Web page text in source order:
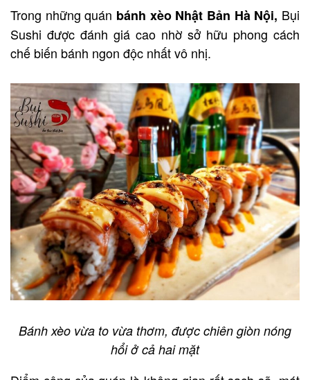
Trong những quán bánh xèo Nhật Bản Hà Nội, Bụi
Sushi được đánh giá cao nhờ sở hữu phong cách
chế biến bánh ngon độc nhất vô nhị.
Bánh xèo vừa to vừa thơm, được chiên giòn nóng
hổi ở cả hai mặt